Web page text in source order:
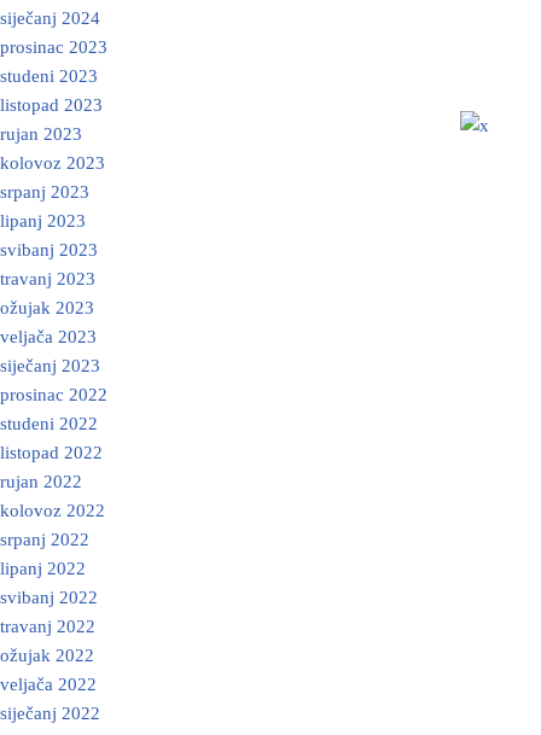
siječanj 2024
prosinac 2023
studeni 2023
listopad 2023
rujan 2023
kolovoz 2023
srpanj 2023
lipanj 2023
svibanj 2023
travanj 2023
ožujak 2023
veljača 2023
siječanj 2023
prosinac 2022
studeni 2022
listopad 2022
rujan 2022
kolovoz 2022
srpanj 2022
lipanj 2022
svibanj 2022
travanj 2022
ožujak 2022
veljača 2022
siječanj 2022